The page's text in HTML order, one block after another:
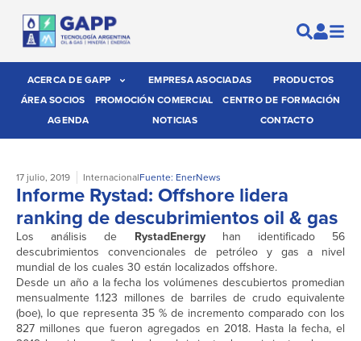
ACERCA DE GAPP EMPRESA ASOCIADAS
PRODUCTOS
ÁREA SOCIOS
PROMOCIÓN COMERCIAL
CENTRO DE FORMACIÓN
AGENDA
NOTICIAS CONTACTO
17 julio, 2019 InternacionalFuente: EnerNews
Informe Rystad: Offshore lidera
ranking de descubrimientos oil & gas
Los análisis de RystadEnergyhan identificado 56
descubrimientos convencionales de petróleo y gas a nivel
mundial de los cuales 30 están localizados offshore.
Desde un año a la fecha los volúmenes descubiertos promedian
mensualmente 1.123 millones de barriles de crudo equivalente
(boe), lo que representa 35 % de incremento comparado con los
827 millones que fueron agregados en 2018. Hasta la fecha, el